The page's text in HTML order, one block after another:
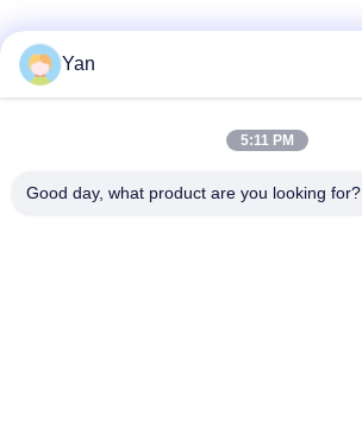
Yan
5:11 PM
Good day, what product are you looking for?